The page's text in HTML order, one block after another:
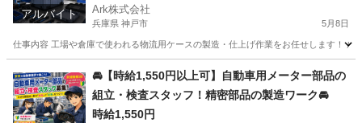
アルバイト Ark株式会社
兵庫県 神戸市 5月8日
仕事内容 工場や倉庫で使われる物流用ケースの製造・仕上げ作業をお任せします！
工場
🚘【時給1,550円以上可】自動車用メーター部品の
組立・検査スタッフ！精密部品の製造ワーク🚘
時給1,550円